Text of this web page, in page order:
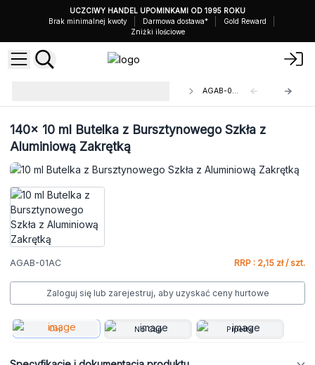
UCZCIWY HANDEL UPOMINKAMI OD 1995 ROKU
Brak minimalnej kwoty
Darmowa dostawa*
Gold Reward
Zniżki ilościowe
AGAB-01AC
140x 10 ml Butelka z Bursztynowego Szkła z
Aluminiową Zakrętką
AGAB-01AC RRP : 2,15 zł / szt.
Zaloguj się lub zarejestruj, aby uzyskać ceny hurtowe
Cap No Cap Pipette